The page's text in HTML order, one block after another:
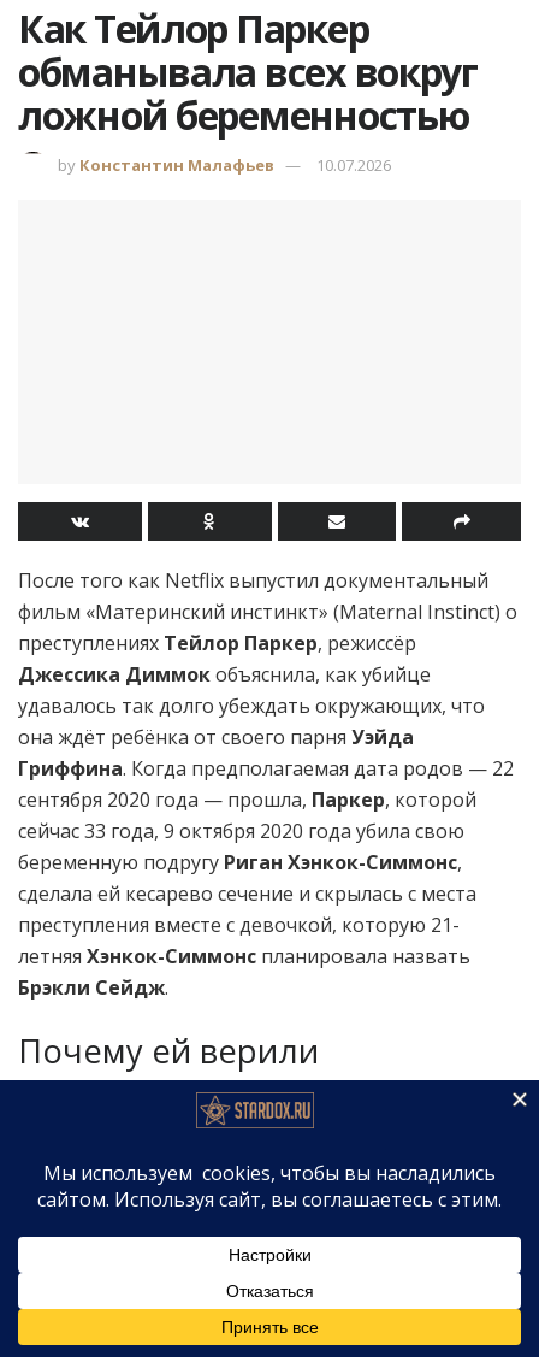
Как Тейлор Паркер
обманывала всех вокруг
ложной беременностью
by Константин Малафьев 10.07.2026
После того как Netflix выпустил документальный
фильм «Материнский инстинкт» (Maternal Instinct) о
преступлениях Тейлор Паркер, режиссёр
Джессика Диммокобъяснила, как убийце
удавалось так долго убеждать окружающих, что
она ждёт ребёнка от своего парня Уэйда
Гриффина. Когда предполагаемая дата родов — 22
сентября 2020 года — прошла, Паркер, которой
сейчас 33 года, 9 октября 2020 года убила свою
беременную подругу Риган Хэнкок-Симмонс,
сделала ей кесарево сечение и скрылась с места
преступления вместе с девочкой, которую 21-
летняя Хэнкок-Симмонс планировала назвать
Брэкли Сейдж.
Почему ей верили
«Джессика Брукс, мать Риган, говорит в начале
фильма, что в маленьком городке легко доверять
людям. И Паркер действительно воспользовалась
этим доверием».
— рассказалаДиммокв интервью Netflix’s Tudum,
отвечая на вопрос, почему
удавалось обманывать близких. Режиссёр добавила,
что её «шокировала такая дерзость» —